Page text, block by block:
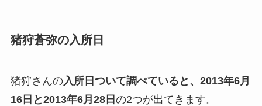
譲り方は？売買サイトや当日手渡
しなどでも渡せるの？
猪狩蒼弥の入所日
猪狩さんの入所日ついて調べていると、 2013年6月
16日と2013年6月28日 の2つが出てきます。